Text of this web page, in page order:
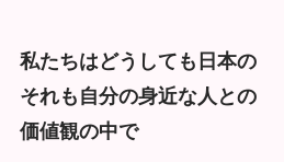
私たちはどうしても日本の
それも自分の身近な人との
価値観の中で